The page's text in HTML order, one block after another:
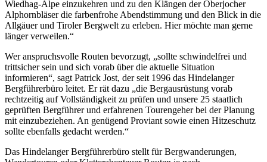
Wiedhag-Alpe einzukehren und zu den Klängen der Oberjocher
Alphornbläser die farbenfrohe Abendstimmung und den Blick in die
Allgäuer und Tiroler Bergwelt zu erleben. Hier möchte man gerne
länger verweilen.“
Wer anspruchsvolle Routen bevorzugt, „sollte schwindelfrei und
trittsicher sein und sich vorab über die aktuelle Situation
informieren“, sagt Patrick Jost, der seit 1996 das Hindelanger
Bergführerbüro leitet. Er rät dazu „die Bergausrüstung vorab
rechtzeitig auf Vollständigkeit zu prüfen und unsere 25 staatlich
geprüften Bergführer und erfahrenen Tourengeher bei der Planung
mit einzubeziehen. An genügend Proviant sowie einen Hitzeschutz
sollte ebenfalls gedacht werden.“
Das Hindelanger Bergführerbüro stellt für Bergwanderungen,